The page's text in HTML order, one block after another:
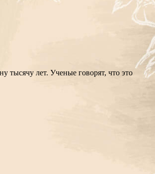
тысячу лет. Ученые говорят, что это